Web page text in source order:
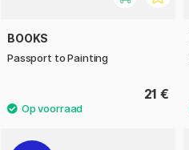
BOOKS
Passport to Painting
21 €